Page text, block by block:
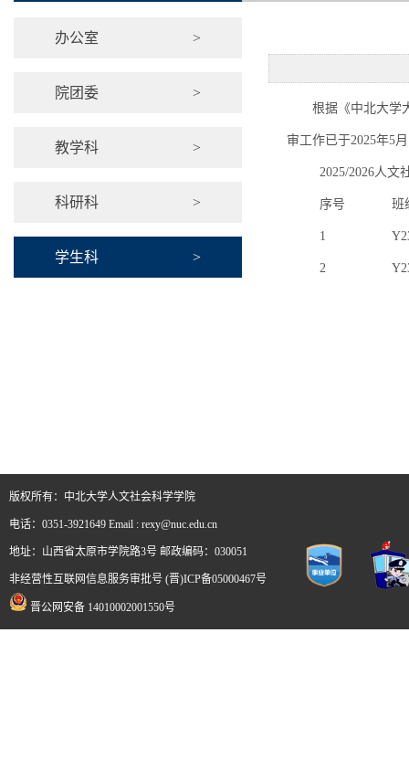
办公室 >
院团委 >
教学科 >
科研科 >
学生科 >
根据《中北大学
审工作已于2025年5
2025/2026人文
序号 班
1
2
版权所有：中北大学人文社会科学学院
电话：0351-3921649 Email : rexy@nuc.edu.cn
地址：山西省太原市学院路3号 邮政编码：030051
非经营性互联网信息服务审批号 (晋)ICP备05000467号
晋公网安备 14010002001550号